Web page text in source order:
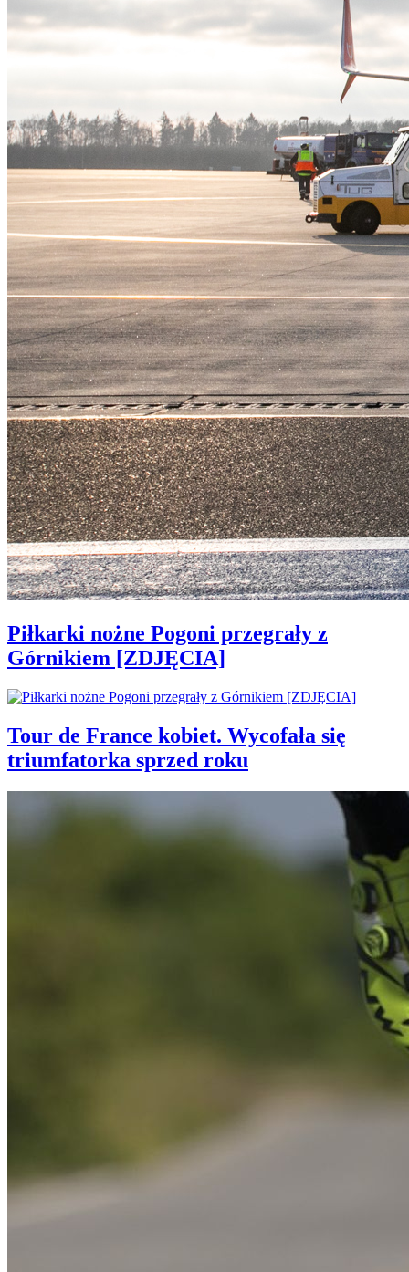
Piłkarki nożne Pogoni przegrały z
Górnikiem [ZDJĘCIA]
Tour de France kobiet. Wycofała się
triumfatorka sprzed roku